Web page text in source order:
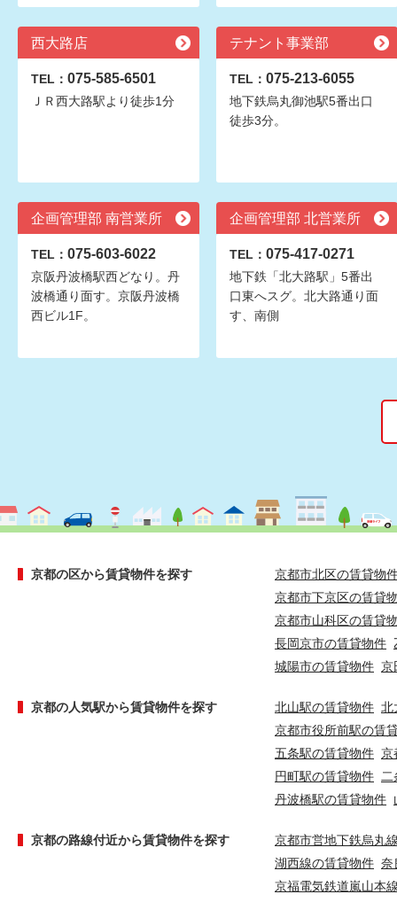
西大路店
TEL： 075-585-6501
ＪＲ西大路駅より徒歩1分
テナント事業部
TEL： 075-213-6055
地下鉄烏丸御池駅5番出口
徒歩3分。
企画管理部 南営業所
TEL： 075-603-6022
京阪丹波橋駅西どなり。丹
波橋通り面す。京阪丹波橋
西ビル1F。
企画管理部 北営業所
TEL： 075-417-0271
地下鉄「北大路駅」5番出
口東へスグ。北大路通り面
す、南側
京都の区から賃貸物件を探す
京都市北区の賃貸物
京都市下京区の賃貸
京都市山科区の賃貸
長岡京市の賃貸物件
城陽市の賃貸物件 京
京都の人気駅から賃貸物件を探す 北山駅の賃貸物件 北
京都市役所前駅の賃
五条駅の賃貸物件 京
円町駅の賃貸物件
丹波橋駅の賃貸物件
京都の路線付近から賃貸物件を探す
京都市営地下鉄烏丸
湖西線の賃貸物件 奈
京福電気鉄道嵐山本